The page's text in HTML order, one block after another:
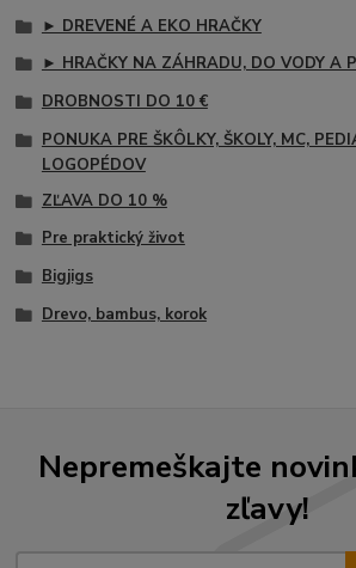
► DREVENÉ A EKO HRAČKY
► HRAČKY NA ZÁHRADU, DO VODY A
DROBNOSTI DO 10 €
PONUKA PRE ŠKÔLKY, ŠKOLY, MC,
LOGOPÉDOV
ZĽAVA DO 10 %
Pre praktický život
Bigjigs
Drevo, bambus, korok
Nepremeškajte
zľavy!